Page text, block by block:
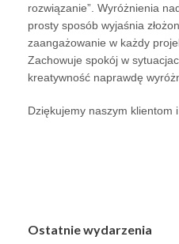
rozwiązanie”. Wyróżnienia
prosty sposób wyjaśnia
zaangażowanie w każdy
Zachowuje spokój w
kreatywność naprawdę
Dziękujemy naszym klientom
Ostatnie wydarzenia